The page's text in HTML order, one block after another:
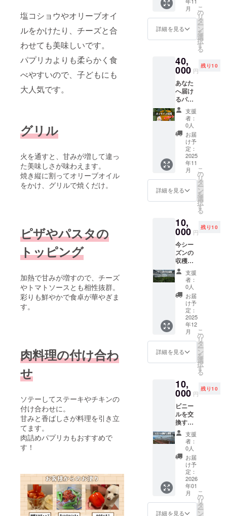
塩コショウやオリーブオイ
ルをかけたり、チーズと合
わせても美味しいです。
パプリカよりも柔らかく食
べやすいので、子どもにも
大人気です。
グリル
火を通すと、甘みが増して違っ
た美味しさが味わえます。
焼き縦に割ってオリーブオイル
をかけ、グリルで焼くだけ。
ピザやパスタの
トッピング
加熱で甘みが増すので、チーズ
やトマトソースとも相性抜群。
彩りも鮮やかで食卓が華やぎま
す。
肉料理の付け合わ
せ
ソテーしてステーキやチキンの
付け合わせに。
甘みと香ばしさが料理を引き立
てます。
肉詰めパプリカもおすすめで
す！
された
味わ
い.。 ア
イコ × 2
飲み口
でトマ
ト
ジュー
ス初心
者に
も。 サ
ンオレ
ンジ × 2
本：フ
ルーツ
ジュー
スのよ
うな革
新的な
味わ
い。 名
ス 内容
量：
6本(２
種 各3
本） 保
存方
法：開
封前は
直射日
光を避
け常温
で保存
消費期
限：
6月 原
材料：
塩 主原
料の原
産地：
和歌山
県 「食
品表示
はお届
け商品
のラベ
ルに表
記され
ます。
商品開
封前に
は必ず
す。 と
またろ
うさん
があな
影いた
しま
す。 別
途費用
はかか
りませ
ん。
ます。
11月頃
には木
の高さ
が2mを
超える
私たち
は木を
斜めに
倒して
栽培し
ていま
す。 そ
の独特
な栽培
方法
を、実
際に見
て学ん
でいた
だける
貴重な
機会で
れたて
のパプ
リカを
1kgおみ
やげと
してお
持ち帰
りいた
だけま
す。 ・
日時：
2025年
11月頃
・場
所：長
野県松
本市
林支
所 近
援者様
の交通
費や滞
在費：
支援者
様の交
通費や
滞在費
は各自
でご負
担くだ
さい。
月
詳細を見る
こ
の
リ
タ
ー
ン
を
選
択
す
る
40,
000 円
残り10
あなた
へ届け
るパプ
リカ＆
パレル
モをオ
ンライ
ン配信
しなが
ら収穫
して、
後日お
届けい
たしま
す。 お
もしろ
リアル
タイム
で体験
を共有
してい
ただけ
ます。
配信方
法：
zoomに
て30分
程度 日
時：11
月上
旬、詳
細は
メール
ます。
お届け
内容：
パプリ
カ＆パ
レルモ
合わせ
て２kg
支援
者：
0人
お届
け予
定：
2025
年11
月
詳細を見る
こ
の
リ
タ
ー
ン
を
選
択
す
る
10,
000 円
残り10
今シー
ズンの
収穫を
終えた
パプリ
カの木
をハウ
スの外
へ片付
ける作
業を行
なって
いただ
きま
す。 片
付け内
培が終
わった
パプリ
カの枝
を折る
・根を
全て抜
いて軽
トラに
積む 汚
れます
か？ ↓
ドロド
ロには
なりま
せん
が、土
支援
者：
0人
お届
け予
定：
2025
年12
月
詳細を見る
こ
の
リ
タ
ー
ン
を
選
択
す
る
10,
000 円
残り10
ビニー
ルを交
換する
ため、
古く
なった
ビニー
ルを剥
がす作
業を行
なって
いただ
きま
す。 農
支援
者：
0人
お届
け予
定：
2026
年01
月
詳細を見る
こ
の
リ
タ
ー
ン